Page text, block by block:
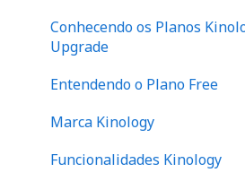
4. Como posicionar seus
5. Onde e como analisar os
Protocolos
Cotovelo
Conhecendo os Planos
Upgrade
Entendendo o Plano Free
Marca Kinology
Funcionalidades Kinology